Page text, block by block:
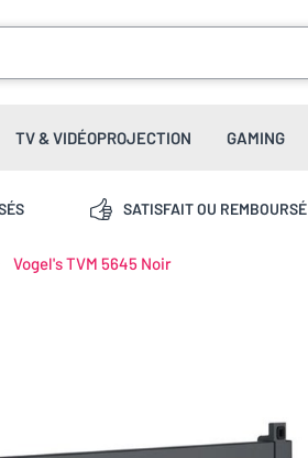
TV & VIDÉOPROJECTION GAMING
SATISFAIT OU REMBOURSÉ
Vogel's TVM 5645 Noir